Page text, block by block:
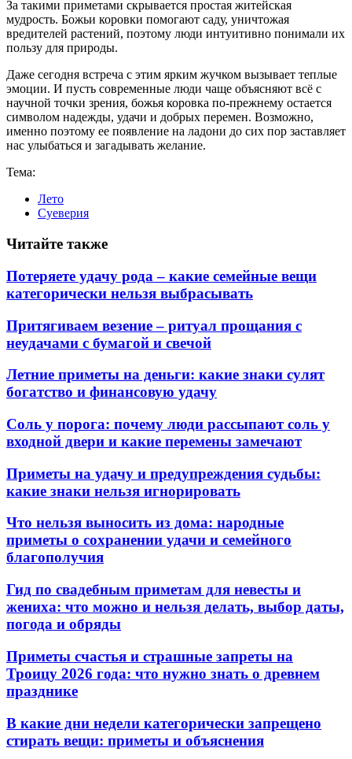
За такими приметами скрывается простая житейская
мудрость. Божьи коровки помогают саду, уничтожая
вредителей растений, поэтому люди интуитивно понимали их
пользу для природы.
Даже сегодня встреча с этим ярким жучком вызывает теплые
эмоции. И пусть современные люди чаще объясняют всё с
научной точки зрения, божья коровка по-прежнему остается
символом надежды, удачи и добрых перемен. Возможно,
именно поэтому ее появление на ладони до сих пор заставляет
нас улыбаться и загадывать желание.
Тема:
Лето
Суеверия
Читайте также
Потеряете удачу рода – какие семейные вещи
категорически нельзя выбрасывать
Притягиваем везение – ритуал прощания с
неудачами с бумагой и свечой
Летние приметы на деньги: какие знаки сулят
богатство и финансовую удачу
Соль у порога: почему люди рассыпают соль у
входной двери и какие перемены замечают
Приметы на удачу и предупреждения судьбы:
какие знаки нельзя игнорировать
Что нельзя выносить из дома: народные
приметы о сохранении удачи и семейного
благополучия
Гид по свадебным приметам для невесты и
жениха: что можно и нельзя делать, выбор даты,
погода и обряды
Приметы счастья и страшные запреты на
Троицу 2026 года: что нужно знать о древнем
празднике
В какие дни недели категорически запрещено
стирать вещи: приметы и объяснения